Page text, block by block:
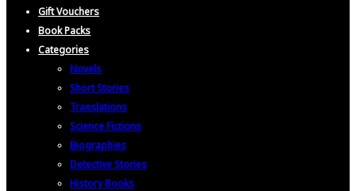
Gift Vouchers
Book Packs
Categories
Novels
Short Stories
Translations
Science Fictions
Biographies
Detective Stories
History Books